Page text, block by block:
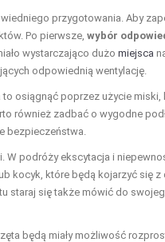
przygotowania. Aby
Po pierwsze, wybór
wystarczająco dużo miejsca
odpowiednią wentylację.
osiągnąć poprzez użycie miski,
również zadbać o wygodne
bezpieczeństwa.
W podróży ekscytacja i
kocyk, które będą kojarzyć się z
staraj się także mówić do
będą miały możliwość